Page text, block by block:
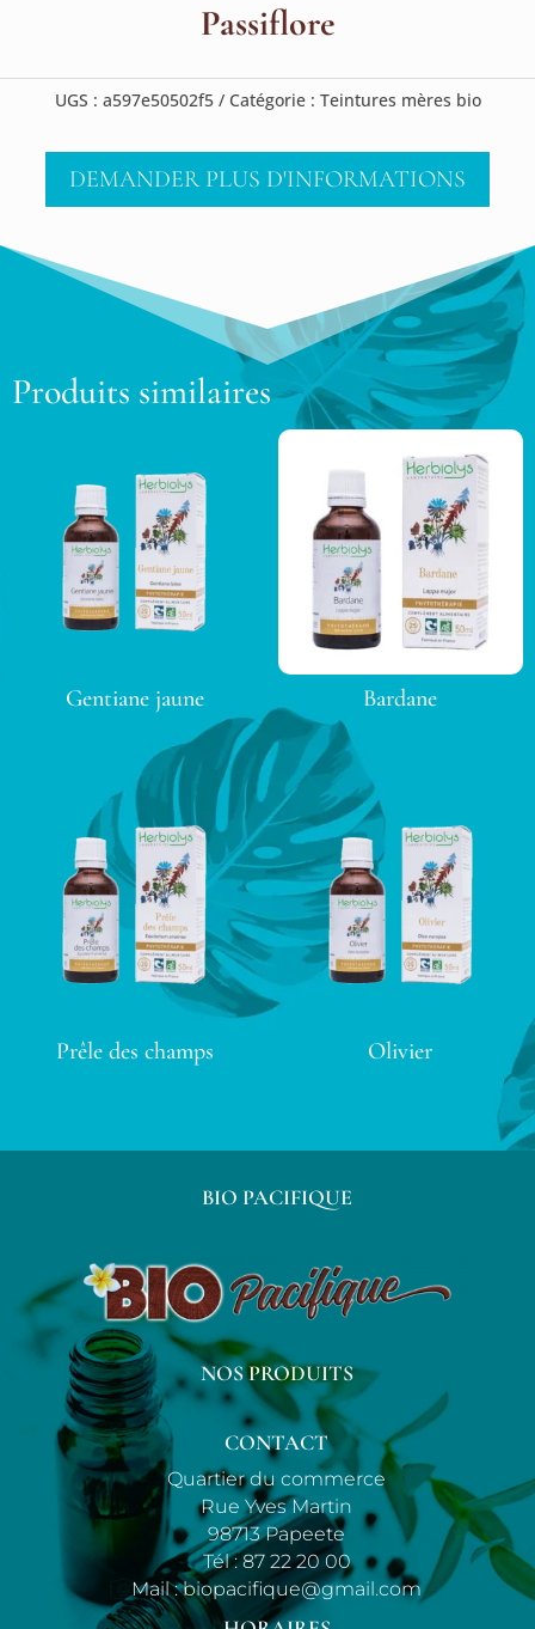
Passiflore
UGS : a597e50502f5 Catégorie : Teintures mères bio
DEMANDER PLUS D'INFORMATIONS
Produits similaires
Gentiane jaune Bardane
Prêle des champs Olivier
BIO PACIFIQUE
NOS PRODUITS
CONTACT
Quartier du commerce
Rue Yves Martin
98713 Papeete
Tél :87 22 20 00
Mail :biopacifique@gmail.com